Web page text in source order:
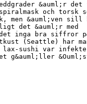
&auml;r
och torsk
men &auml;ven sill
det &auml;r med
inga bra siffror
(Seattle) har
lax-sushi var
g&auml;ller